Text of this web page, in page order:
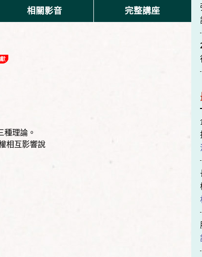
相關影音 完整講座
理論。
相互影響說